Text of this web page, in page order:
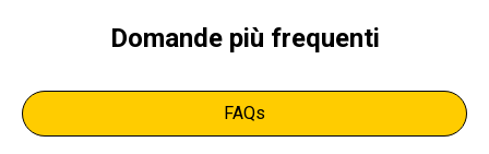
Domande più frequenti
FAQs